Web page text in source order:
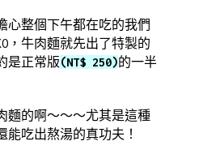
心整個下午都在吃的我們
，牛肉麵就先出了特製的
是正常版(NT$ 250)的一半
麵的啊～～～尤其是這種
能吃出熬湯的真功夫！